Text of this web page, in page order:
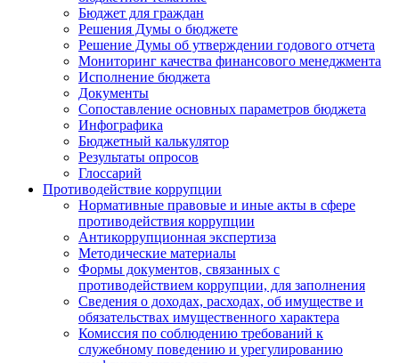
Бюджет для граждан
Решения Думы о бюджете
Решение Думы об утверждении годового отчета
Мониторинг качества финансового менеджмента
Исполнение бюджета
Документы
Сопоставление основных параметров бюджета
Инфографика
Бюджетный калькулятор
Результаты опросов
Глоссарий
Противодействие коррупции
Нормативные правовые и иные акты в сфере
противодействия коррупции
Антикоррупционная экспертиза
Методические материалы
Формы документов, связанных с
противодействием коррупции, для заполнения
Сведения о доходах, расходах, об имуществе и
обязательствах имущественного характера
Комиссия по соблюдению требований к
служебному поведению и урегулированию